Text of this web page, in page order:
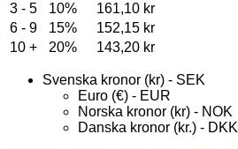
3 - 5
10% 161,10 kr
6 - 9
15% 152,15 kr
10 +
20% 143,20 kr
Svenska kronor (kr) - SEK
Euro (€) - EUR
Norska kronor (kr) - NOK
Danska kronor (kr.) - DKK